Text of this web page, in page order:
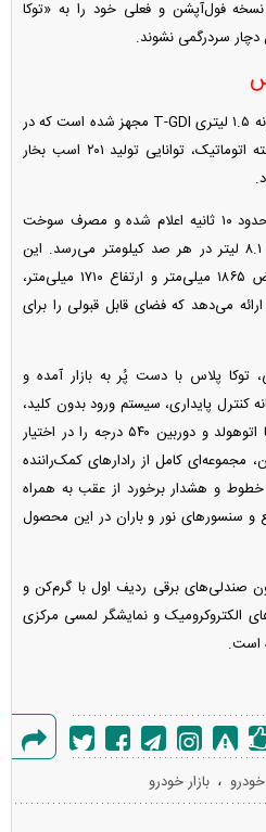
فول‌آپشن و فعلی خود را به «توکا
دچار سردرگمی نشوند.
از نظر فنی، توکا پلاس به یک پیشرانه ۱.۵ لیتری T-GDI مجهز شده است که در
همراهی با یک گیربکس شش‌سرعته اتوماتیک، توانایی تولید ۲۰۱ اسب بخار
شتاب صفر تا صد این کراس‌اوور حدود ۱۰ ثانیه اعلام شده و مصرف سوخت
ترکیبی آن در شرایط استاندارد به ۸.۱ لیتر در هر صد کیلومتر می‌رسد. این
خودرو با طول ۴۷۲۰ میلی‌متر، عرض ۱۸۶۵ میلی‌متر و ارتفاع ۱۷۱۰ میلی‌متر،
میلی‌متری را ارائه می‌دهد که فضای قابل قبولی را برای
پلاس با دست پُر به بازار آمده و
کنترل پایداری، سیستم ورود بدون کلید،
استارت دکمه‌ای، ترمز پارک برقی با اتوهولد و دوربین ۵۴۰ درجه را در اختیار
مجموعه‌ای کامل از رادارهای کمک‌راننده
خطوط و هشدار برخورد از عقب به همراه
و سنسورهای نور و باران در این محصول
صندلی‌های برقی ردیف اول با گرم‌کن و
الکتروکرومیک و نمایشگر لمسی مرکزی
است.
گزارش
خطا
، بازار خودرو